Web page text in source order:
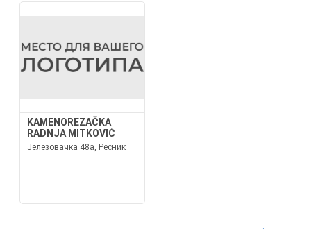
KAMENOREZAČKA
RADNJA MITKOVIĆ
Јелезовачка 48а, Ресник